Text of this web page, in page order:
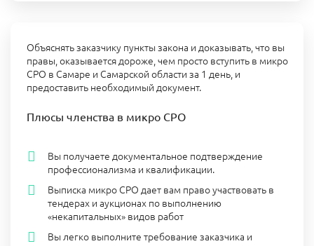
Объяснять заказчику пункты закона и доказывать, что вы
правы, оказывается дороже, чем просто вступить в микро
СРО в Самаре и Самарской области за 1 день, и
предоставить необходимый документ.
Плюсы членства в микро СРО
Вы получаете документальное подтверждение
профессионализма и квалификации.
Выписка микро СРО дает вам право участвовать в
тендерах и аукционах по выполнению
«некапитальных» видов работ
Вы легко выполните требование заказчика и